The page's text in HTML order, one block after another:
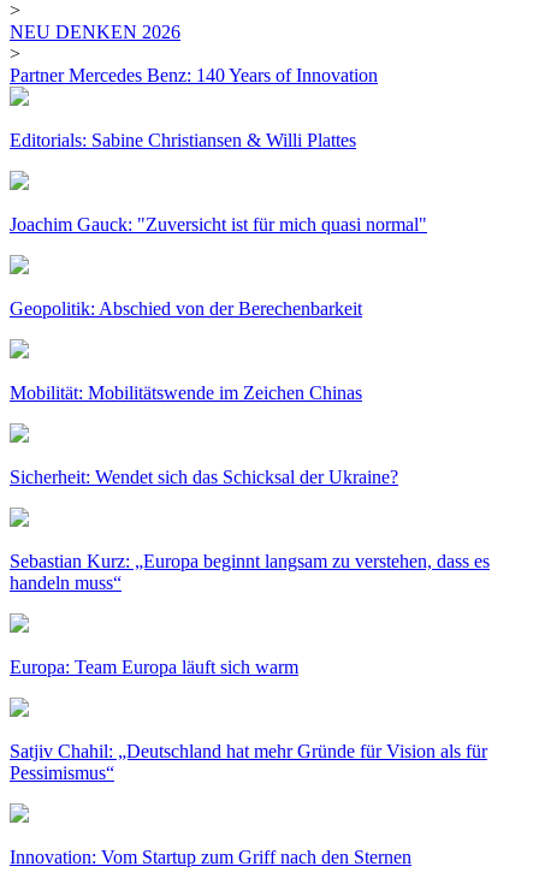
>
NEU DENKEN 2026
>
Partner Mercedes Benz: 140 Years of Innovation
Editorials: Sabine Christiansen & Willi Plattes
Joachim Gauck: "Zuversicht ist für mich quasi normal"
Geopolitik: Abschied von der Berechenbarkeit
Mobilität: Mobilitätswende im Zeichen Chinas
Sicherheit: Wendet sich das Schicksal der Ukraine?
Sebastian Kurz: „Europa beginnt langsam zu verstehen, dass es
handeln muss“
Europa: Team Europa läuft sich warm
Satjiv Chahil: „Deutschland hat mehr Gründe für Vision als für
Pessimismus“
Innovation: Vom Startup zum Griff nach den Sternen